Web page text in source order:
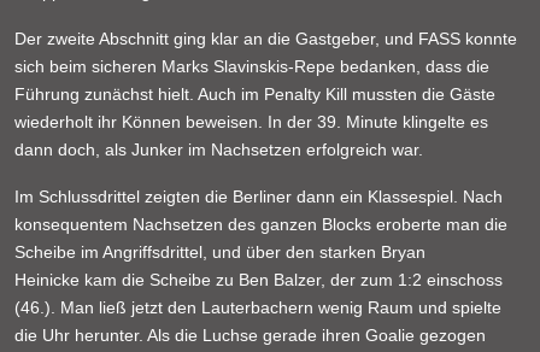
Der zweite Abschnitt ging klar an die Gastgeber, und FASS konnte
sich beim sicheren Marks Slavinskis-Repe bedanken, dass die
Führung zunächst hielt. Auch im Penalty Kill mussten die Gäste
wiederholt ihr Können beweisen. In der 39. Minute klingelte es
dann doch, als Junker im Nachsetzen erfolgreich war.
Im Schlussdrittel zeigten die Berliner dann ein Klassespiel. Nach
konsequentem Nachsetzen des ganzen Blocks eroberte man die
Scheibe im Angriffsdrittel, und über den starken Bryan
Heinicke kam die Scheibe zu Ben Balzer, der zum 1:2 einschoss
(46.). Man ließ jetzt den Lauterbachern wenig Raum und spielte
die Uhr herunter. Als die Luchse gerade ihren Goalie gezogen